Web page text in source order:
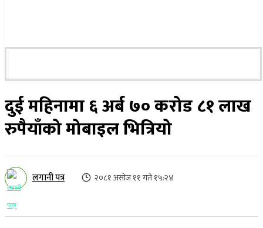
दुई महिनामा ६ अर्ब ७० करोड ८१ लाख
रुपैयाँको मोबाइल भित्रियो
लगानी पत्र २०८१ असोज ११ गते १५:२४